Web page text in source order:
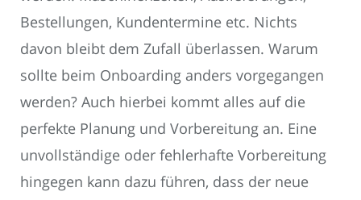
Bestellungen, Kundentermine etc. Nichts
davon bleibt dem Zufall überlassen. Warum
sollte beim Onboarding anders vorgegangen
werden? Auch hierbei kommt alles auf die
perfekte Planung und Vorbereitung an. Eine
unvollständige oder fehlerhafte Vorbereitung
hingegen kann dazu führen, dass der neue